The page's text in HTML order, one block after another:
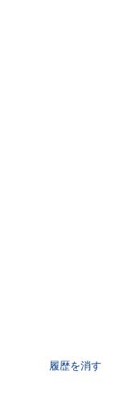
履歴を消す